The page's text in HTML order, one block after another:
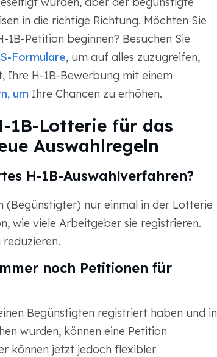
in die richtige Richtung. Möchten Sie
Petition beginnen? Besuchen Sie
Formulare, um auf alles zuzugreifen,
Ihre H-1B-Bewerbung mit einem
umIhre Chancen zu erhöhen.
1B-Lotterie für das
Auswahlregeln
H-1B-Auswahlverfahren?
(Begünstigter) nur einmal in der Lotterie
wie viele Arbeitgeber sie registrieren.
noch Petitionen für
Begünstigten registriert haben und in
wurden, können eine Petition
können jetzt jedoch flexibler